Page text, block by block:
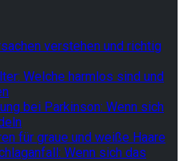
verstehen und richtig
Welche harmlos sind und
bei Parkinson: Wenn sich
für graue und weiße Haare
Wenn sich das